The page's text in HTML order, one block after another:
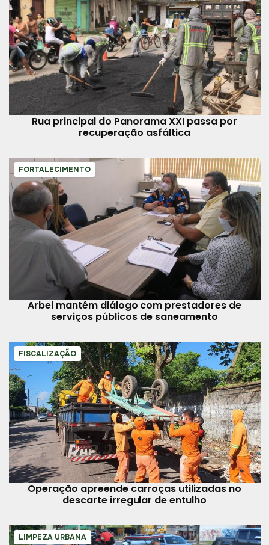
Rua principal do Panorama XXI passa por
recuperação asfáltica
FORTALECIMENTO
Arbel mantém diálogo com prestadores de
serviços públicos de saneamento
FISCALIZAÇÃO
Operação apreende carroças utilizadas no
descarte irregular de entulho
LIMPEZA URBANA